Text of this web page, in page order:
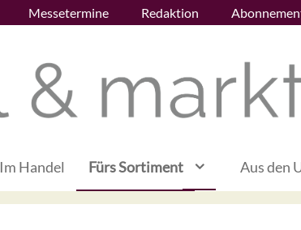
Messetermine Redaktion
Im Handel Fürs Sortiment Aus den